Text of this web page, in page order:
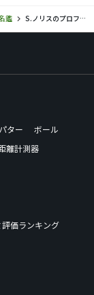
鑑 S.ノリスのプロフィール・ツアー成績
パター
ボール
離計測器
評価ランキング